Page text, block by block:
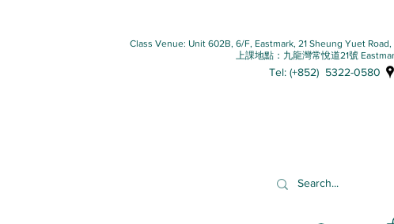
Class Venue: Unit 602B, 6/F, Eastmark, 21 Sheung Yuet
上課地點：九龍灣常悅道21號
Tel: (+852) 5322-0580